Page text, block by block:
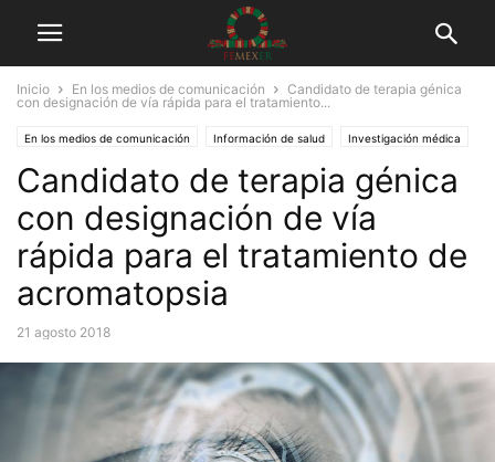
Inicio En los medios de comunicación
Candidato de terapia génica
con designación de vía rápida para el tratamiento...
En los medios de comunicación Información de salud Investigación médica
Tuits
Candidato de terapia génica
con designación de vía
rápida para el tratamiento de
acromatopsia
21 agosto 2018